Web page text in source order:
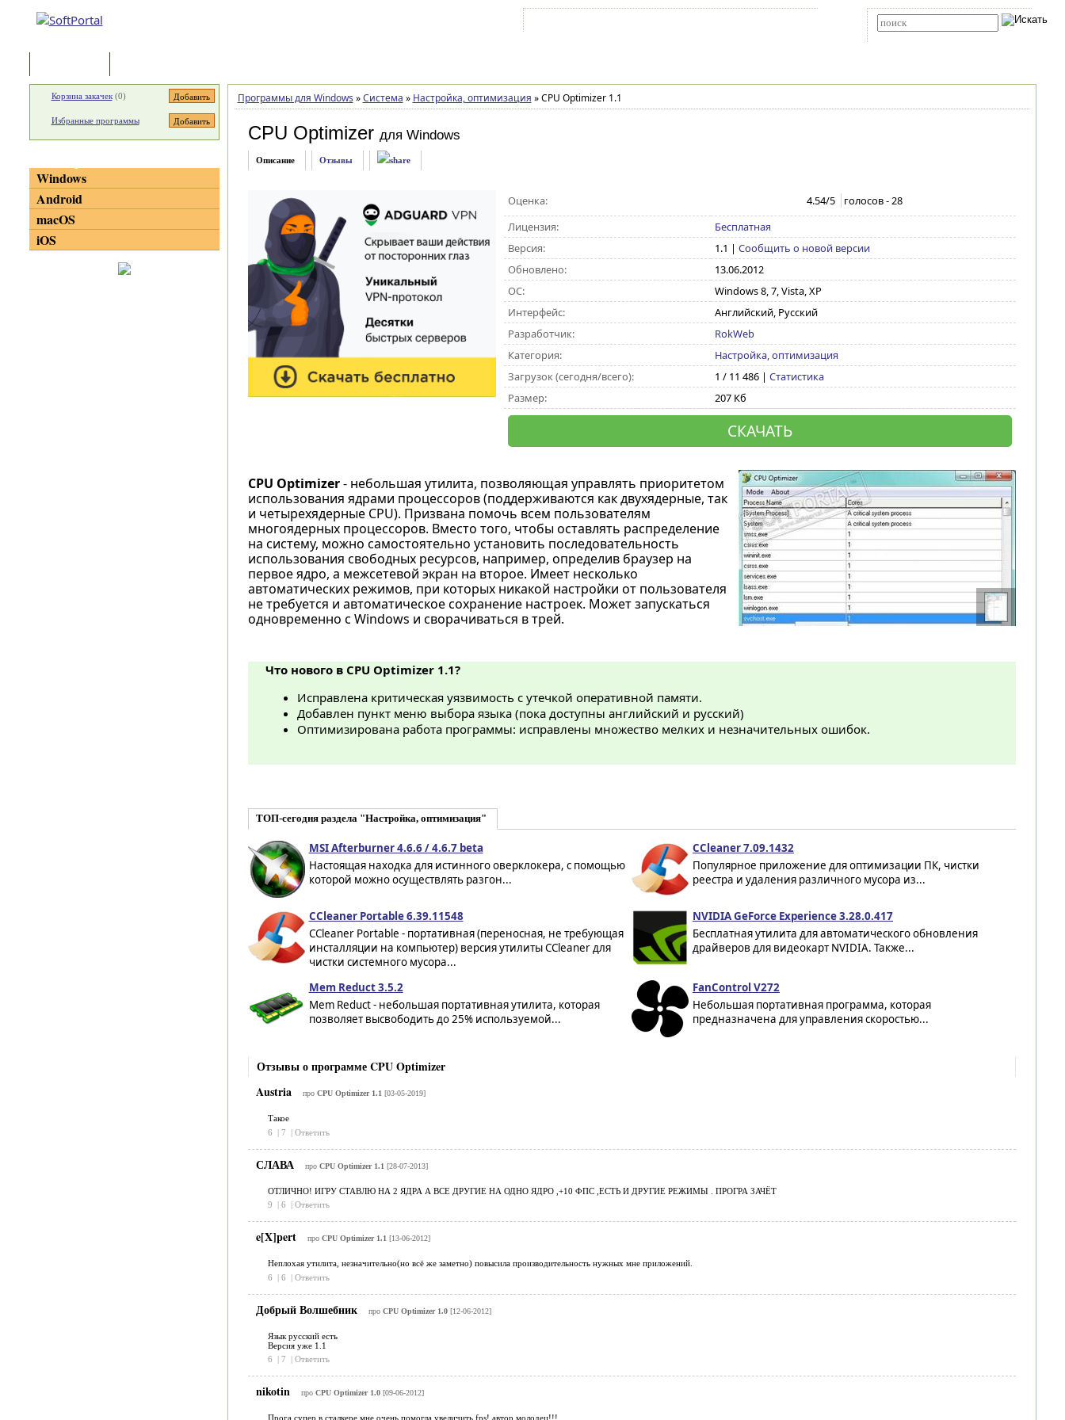
Программы для Windows » Система » Настройка, оптимизация »CPU Optimizer 1.1
CPU Optimizer для Windows
Описание Отзывы
Оценка: 4.54/5 голосов -28
Лицензия:
Бесплатная
Версия:
1.1 | Сообщить о новой версии
Обновлено:
13.06.2012
ОС:
Windows 8, 7, Vista, XP
Интерфейс:
Английский, Русский
Разработчик:
RokWeb
Категория:
Настройка, оптимизация
Загрузок (сегодня/всего):
1 / 11 486 | Статистика
Размер:
207 Кб
СКАЧАТЬ
CPU Optimizer- небольшая утилита, позволяющая управлять приоритетом
использования ядрами процессоров (поддерживаются как двухядерные, так
и четырехядерные CPU). Призвана помочь всем пользователям
многоядерных процессоров. Вместо того, чтобы оставлять распределение
на систему, можно самостоятельно установить последовательность
использования свободных ресурсов, например, определив браузер на
первое ядро, а межсетевой экран на второе. Имеет несколько
автоматических режимов, при которых никакой настройки от пользователя
не требуется и автоматическое сохранение настроек. Может запускаться
одновременно с Windows и сворачиваться в трей.
Что нового в CPU Optimizer 1.1?
Исправлена критическая уязвимость с утечкой оперативной памяти.
Добавлен пункт меню выбора языка (пока доступны английский и русский)
Оптимизирована работа программы: исправлены множество мелких и незначительных ошибок.
ТОП-сегодня раздела "Настройка, оптимизация"
MSI Afterburner 4.6.6 / 4.6.7 beta
Настоящая находка для истинного оверклокера, с помощью
которой можно осуществлять разгон...
CCleaner 7.09.1432
Популярное приложение для оптимизации ПК, чистки
реестра и удаления различного мусора из...
CCleaner Portable 6.39.11548
CCleaner Portable - портативная (переносная, не требующая
инсталляции на компьютер) версия утилиты CCleaner для
чистки системного мусора...
NVIDIA GeForce Experience 3.28.0.417
Бесплатная утилита для автоматического обновления
драйверов для видеокарт NVIDIA. Также...
Mem Reduct 3.5.2
Mem Reduct - небольшая портативная утилита, которая
позволяет высвободить до 25% используемой...
FanControl V272
Небольшая портативная программа, которая
предназначена для управления скоростью...
Отзывы о программе CPU Optimizer
Austria
про CPU Optimizer 1.1 [03-05-2019]
Такое
6
| 7 | Ответить
СЛАВА про CPU Optimizer 1.1 [28-07-2013]
ОТЛИЧНО! ИГРУ СТАВЛЮ НА 2 ЯДРА А ВСЕ ДРУГИЕ НА ОДНО ЯДРО ,+10 ФПС ,ЕСТЬ И ДРУГИЕ РЕЖИМЫ . ПРОГРА ЗАЧЁТ
9
| 6 | Ответить
e[X]pert про CPU Optimizer 1.1 [13-06-2012]
Неплохая утилита, незначительно(но всё же заметно) повысила производительность нужных мне приложений.
6
| 6 | Ответить
Добрый Волшебник про CPU Optimizer 1.0[12-06-2012]
Язык русский есть
Версия уже 1.1
6
| 7 | Ответить
nikotin про CPU Optimizer 1.0[09-06-2012]
Прога супер в сталкере мне очень помогла увеличить fps! автор молодец!!!
Корзина закачек(0)
Избранные программы
Windows
Android
macOS
iOS